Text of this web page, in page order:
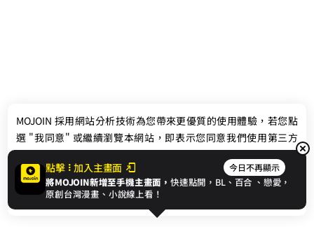
聯絡我們
© 2024 gamania Digital Entertainment Co., Ltd.
點擊 加入主畫面 今日不再顯示
將MOJOIN新增至手機主畫面，快速點開，BL、 百合 、戀愛，
原創台灣漫畫、小說線上看！
MOJOIN 採用網站分析技術為您帶來更優質的使用體驗，若您點
選 "我同意" 或繼續瀏覽本網站，即表示您同意我們使用第三方
Cookie，欲瞭解更多資訊請見隱私權政策。
我同意